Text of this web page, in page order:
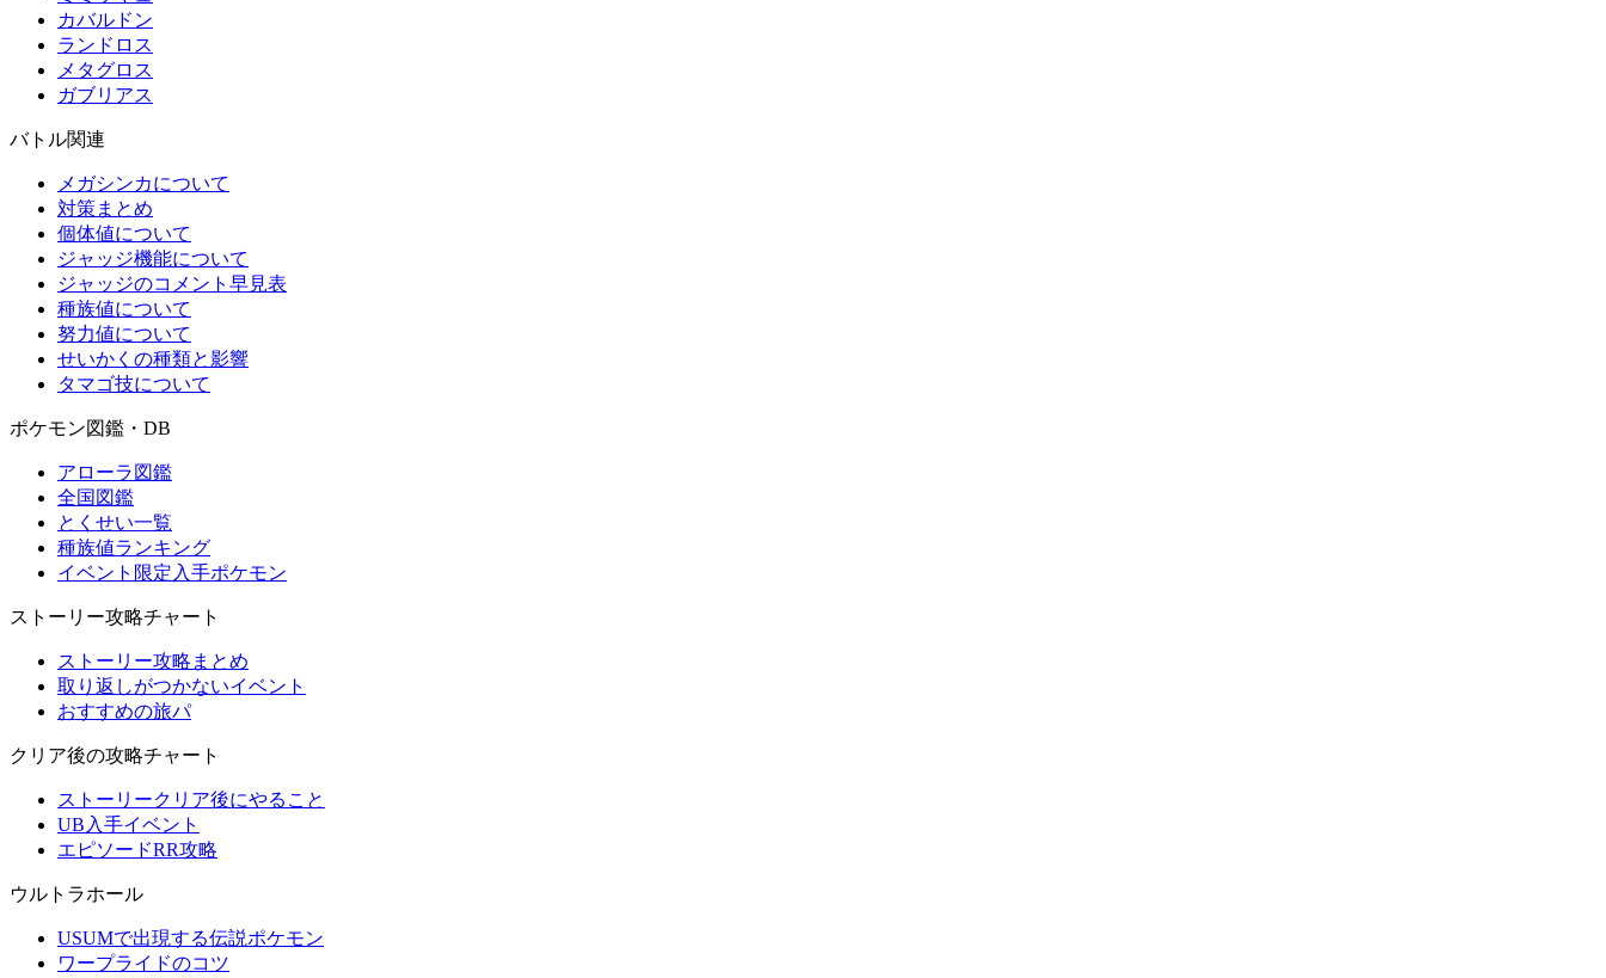
カバルドン
ランドロス
メタグロス
ガブリアス
バトル関連
メガシンカについて
対策まとめ
個体値について
ジャッジ機能について
ジャッジのコメント早見表
種族値について
努力値について
せいかくの種類と影響
タマゴ技について
ポケモン図鑑・DB
アローラ図鑑
全国図鑑
とくせい一覧
種族値ランキング
イベント限定入手ポケモン
ストーリー攻略チャート
ストーリー攻略まとめ
取り返しがつかないイベント
おすすめの旅パ
クリア後の攻略チャート
ストーリークリア後にやること
UB入手イベント
エピソードRR攻略
ウルトラホール
USUMで出現する伝説ポケモン
ワープライドのコツ